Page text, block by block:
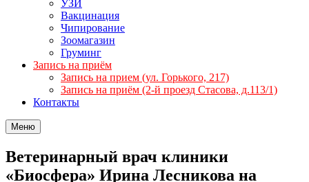
УЗИ
Вакцинация
Чипирование
Зоомагазин
Груминг
Запись на приём
Запись на прием (ул. Горького, 217)
Запись на приём (2-й проезд Стасова, д.113/1)
Контакты
Меню
Ветеринарный врач клиники
«Биосфера» Ирина Лесникова на